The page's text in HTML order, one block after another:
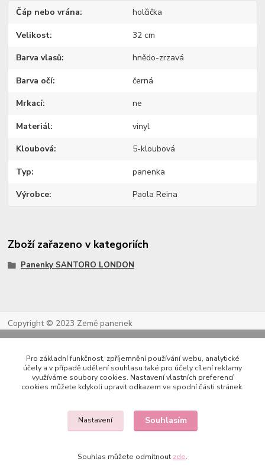
Čáp nebo vrána holčička
Velikost 32 cm
Barva vlasů hnědo-zrzavá
Barva očí černá
Mrkací ne
Materiál vinyl
Kloubová 5-kloubová
Typ panenka
Výrobce Paola Reina
Zboží zařazeno v kategoriích
Panenky SANTORO LONDON
Copyright © 2023 Země panenek
Pro základní funkčnost, zpříjemnění používání webu, analytické
účely a v případě udělení souhlasu také pro účely cílení reklamy
využíváme soubory cookies. Nastavení vlastních preferencí
cookies můžete kdykoli upravit odkazem ve spodní části stránek.
Nastavení Souhlasím
Souhlas můžete odmítnout zde.